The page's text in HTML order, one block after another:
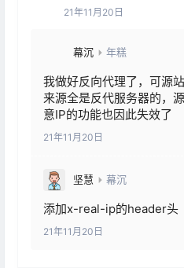
21年11月20日
幕沉 年糕
我做好反向代理了，可源
来源全是反代服务器的，
意IP的功能也因此失效了
21年11月20日
坚慧 幕沉
添加x-real-ip的header头
21年11月20日